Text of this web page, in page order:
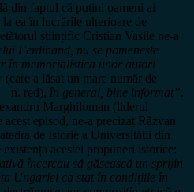
din faptul că puțini oameni ai
ea în lucrările ulterioare de
științific Cristian Vasile ne-a
Ferdinand, nu se pomenește
în memorialistica unor autori
(care a lăsat un mare număr de
n. red), în general, bine informat”.
Marghiloman (liderul
episod, ne-a precizat Răzvan
de Istorie a Universității din
acestei propuneri istorice:
încercau să găsească un sprijin
Ungariei ca stat în condițiile în